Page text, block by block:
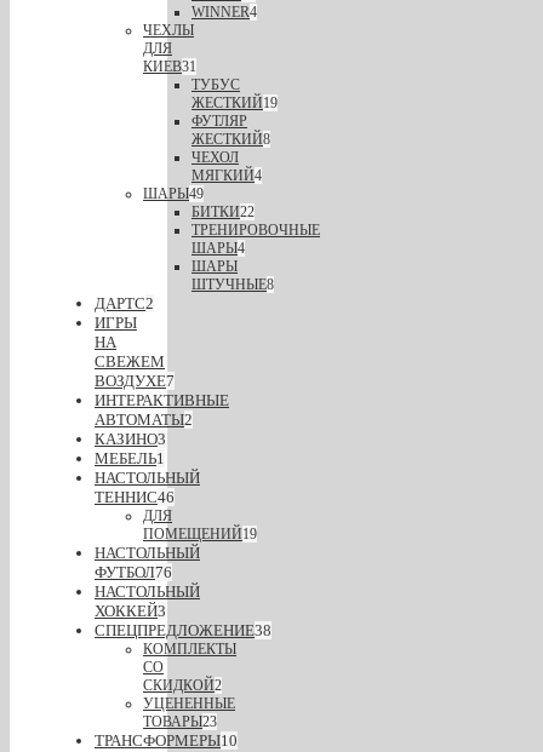
WINNER4
ЧЕХЛЫ
ДЛЯ
КИЕВ31
ТУБУС
ЖЕСТКИЙ19
ФУТЛЯР
ЖЕСТКИЙ8
ЧЕХОЛ
МЯГКИЙ4
ШАРЫ49
БИТКИ22
ТРЕНИРОВОЧНЫЕ
ШАРЫ4
ШАРЫ
ШТУЧНЫЕ8
ДАРТС2
ИГРЫ
НА
СВЕЖЕМ
ВОЗДУХЕ7
ИНТЕРАКТИВНЫЕ
АВТОМАТЫ2
КАЗИНО3
МЕБЕЛЬ1
НАСТОЛЬНЫЙ
ТЕННИС46
ДЛЯ
ПОМЕЩЕНИЙ19
НАСТОЛЬНЫЙ
ФУТБОЛ76
НАСТОЛЬНЫЙ
ХОККЕЙ3
СПЕЦПРЕДЛОЖЕНИЕ38
КОМПЛЕКТЫ
СО
СКИДКОЙ2
УЦЕНЕННЫЕ
ТОВАРЫ23
ТРАНСФОРМЕРЫ10